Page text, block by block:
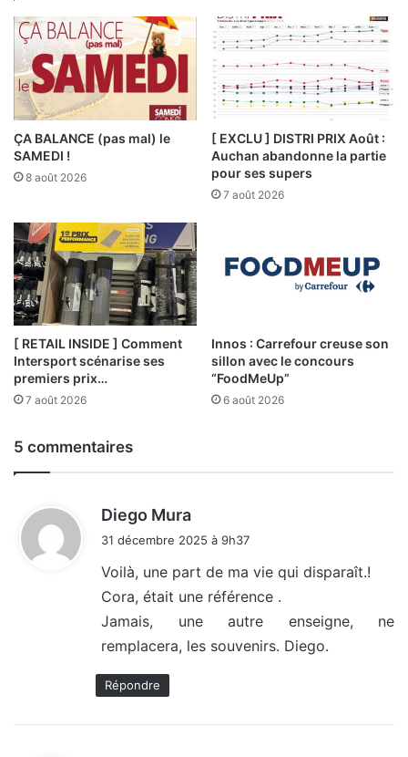
ÇA BALANCE (pas mal) le
SAMEDI !
8 août 2026
[ EXCLU ] DISTRI PRIX Août :
Auchan abandonne la partie
pour ses supers
7 août 2026
[ RETAIL INSIDE ] Comment
Intersport scénarise ses
premiers prix…
7 août 2026
Innos : Carrefour creuse son
sillon avec le concours
“FoodMeUp”
6 août 2026
5 commentaires
Diego Mura
:
31 décembre 2025 à 9h37
Voilà, une part de ma vie qui disparaît.!
Cora, était une référence .
Jamais, une autre enseigne, ne
remplacera, les souvenirs. Diego.
Répondre